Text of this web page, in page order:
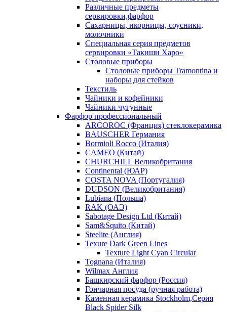
Различные предметы
сервировки,фарфор
Сахарницы, икорницы, соусники,
молочники
Специальная серия предметов
сервировки «Такиши Харо»
Столовые приборы
Столовые приборы Trаmоntina и
наборы для стейков
Текстиль
Чайники и кофейники
Чайники чугунные
Фарфор профессиональный
ARCOROC (Франция) стеклокерамика
BAUSCHER Германия
Bormioli Rocco (Италия)
CAMEO (Китай)
CHURCHILL Великобритания
Continental (ЮАР)
COSTA NOVA (Португалия)
DUDSON (Великобритания)
Lubiana (Польша)
RAK (ОАЭ)
Sabotage Design Ltd (Китай)
Sam&Squito (Китай)
Steelite (Англия)
Texure Dark Green Lines
Texture Light Cyan Circular
Tognana (Италия)
Wilmax Англия
Башкирский фарфор (Россия)
Гончарная посуда (ручная работа)
Каменная керамика Stockholm,Серия
Black Spider Silk